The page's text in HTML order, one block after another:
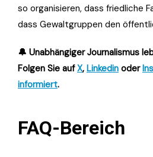
so organisieren, dass friedliche
dass Gewaltgruppen den
🔔 Unabhängiger Journalismus
Folgen Sie aufX, Linkedin oder
informiert.
FAQ-Bereich